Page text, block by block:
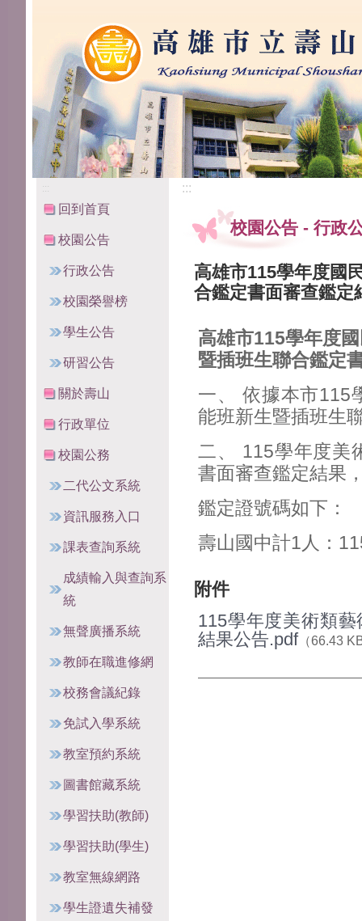
:::
回到首頁
校園公告
行政公告
校園榮譽榜
學生公告
研習公告
關於壽山
行政單位
校園公務
二代公文系統
資訊服務入口
課表查詢系統
成績輸入與查詢系
統
無聲廣播系統
教師在職進修網
校務會議紀錄
免試入學系統
教室預約系統
圖書館藏系統
學習扶助(教師)
學習扶助(學生)
教室無線網路
學生證遺失補發
:::
校園公告 - 行政
高雄市115學年度國
合鑑定書面審查鑑定
高雄市115學年度
暨插班生聯合鑑定
一、 依據本市115
能班新生暨插班生
二、 115學年度美
書面審查鑑定結果
鑑定證號碼如下：
壽山國中計1 人：
附件
115學年度美術類
結果公告.pdf（66.43